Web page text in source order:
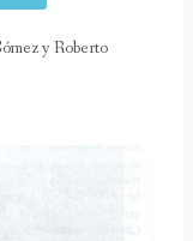
y Roberto